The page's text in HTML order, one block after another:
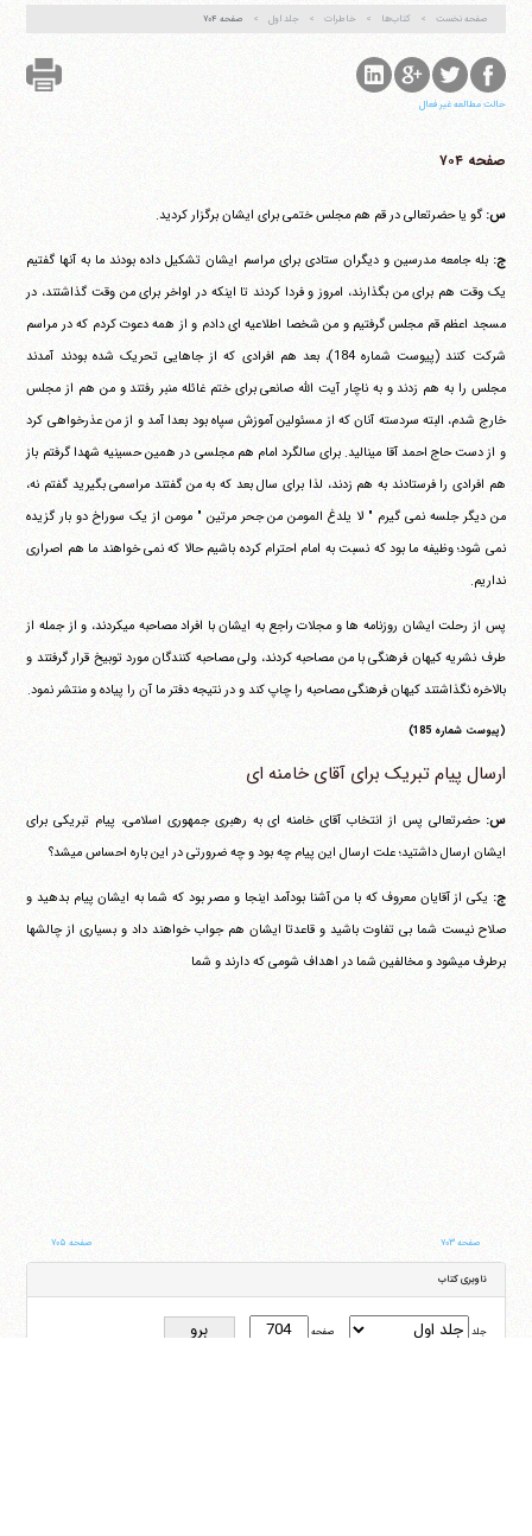
صفحه نخست
کتاب‌ها خاطرات جلد اول صفحه ۷۰۴
حالت مطالعه غیر فعال
صفحه ۷۰۴
س:گو یا حضرتعالی در قم هم مجلس ختمی برای ایشان برگزار کردید.
ج:بله جامعه مدرسین و دیگران ستادی برای مراسم ایشان تشکیل داده بودند ما به آنها گفتیم
یک وقت هم برای من بگذارند، امروز و فردا کردند تا اینکه در اواخر برای من وقت گذاشتند، در
مسجد اعظم قم مجلس گرفتیم و من شخصا اطلاعیه ای دادم و از همه دعوت کردم که در مراسم
شرکت کنند (پیوست شماره 184)، بعد هم افرادی که از جاهایی تحریک شده بودند آمدند
مجلس را به هم زدند و به ناچار آیت الله صانعی برای ختم غائله منبر رفتند و من هم از مجلس
خارج شدم، البته سردسته آنان که از مسئولین آموزش سپاه بود بعدا آمد و از من عذرخواهی کرد
و از دست حاج احمد آقا می‎نالید. برای سالگرد امام هم مجلسی در همین حسینیه شهدا گرفتم باز
هم افرادی را فرستادند به هم زدند، لذا برای سال بعد که به من گفتند مراسمی بگیرید گفتم نه،
من دیگر جلسه نمی گیرم " لا یلدغ المومن من جحر مرتین " مومن از یک سوراخ دو بار گزیده
نمی شود؛ وظیفه ما بود که نسبت به امام احترام کرده باشیم حالا که نمی خواهند ما هم اصراری
نداریم.
پس از رحلت ایشان روزنامه ها و مجلات راجع به ایشان با افراد مصاحبه می‎کردند، و از جمله از
طرف نشریه کیهان فرهنگی با من مصاحبه کردند، ولی مصاحبه کنندگان مورد توبیخ قرار گرفتند و
بالاخره نگذاشتند کیهان فرهنگی مصاحبه را چاپ کند و در نتیجه دفتر ما آن را پیاده و منتشر نمود.
(پیوست شماره 185)
ارسال پیام تبریک برای آقای خامنه ای
س:حضرتعالی پس از انتخاب آقای خامنه ای به رهبری جمهوری اسلامی، پیام تبریکی برای
ایشان ارسال داشتید؛ علت ارسال این پیام چه بود و چه ضرورتی در این باره احساس می‎شد؟
ج: یکی از آقایان معروف که با من آشنا بودآمد اینجا و مصر بود که شما به ایشان پیام بدهید و
صلاح نیست شما بی تفاوت باشید و قاعدتا ایشان هم جواب خواهند داد و بسیاری از چالشها
برطرف می‎شود و مخالفین شما در اهداف شومی که دارند و شما
صفحه ۷۰۳ صفحه ۷۰۵
ناوبری کتاب
جلد صفحه